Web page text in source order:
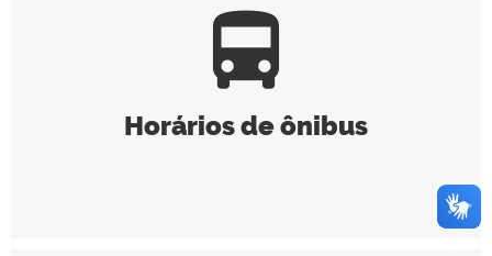
directions_bus
Horários de ônibus